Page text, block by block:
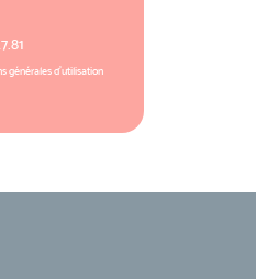
générales d'utilisation